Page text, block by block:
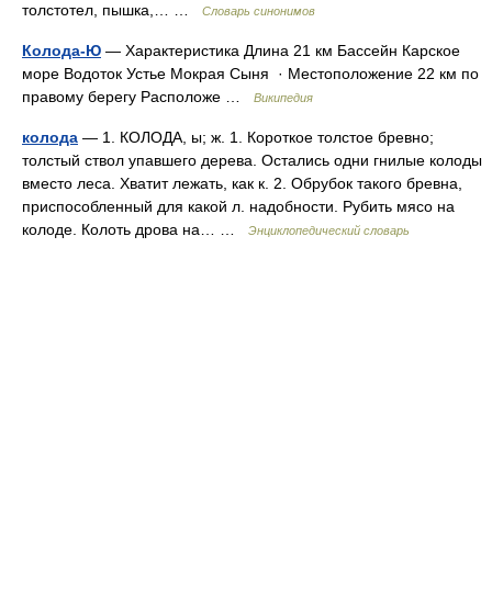
толстотел, пышка,… …
Словарь синонимов
Колода-Ю — Характеристика Длина 21 км Бассейн Карское
море Водоток Устье Мокрая Сыня · Местоположение 22 км по
правому берегу Расположе …
Википедия
колода — 1. КОЛОДА, ы; ж. 1. Короткое толстое бревно;
толстый ствол упавшего дерева. Остались одни гнилые колоды
вместо леса. Хватит лежать, как к. 2. Обрубок такого бревна,
приспособленный для какой л. надобности. Рубить мясо на
колоде. Колоть дрова на… …
Энциклопедический словарь